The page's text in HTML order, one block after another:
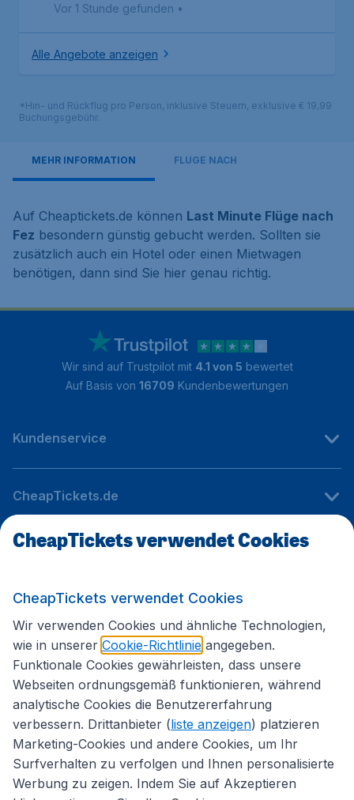
Vor 1 Stunde gefunden •
Alle Angebote anzeigen
*Hin- und Rückflug pro Person, inklusive Steuern, exklusive € 19,99
Buchungsgebühr.
MEHR INFORMATION FLÜGE NACH
Auf Cheaptickets.de können Last Minute Flüge nach
Fez besondern günstig gebucht werden. Sollten sie
zusätzlich auch ein Hotel oder einen Mietwagen
benötigen, dann sind Sie hier genau richtig.
Wir sind auf Trustpilot mit 4.1 von 5 bewertet
Auf Basis von 16709 Kundenbewertungen
Kundenservice
CheapTickets.de
Internationale Webseiten
Folgen Sie uns:
CheapTickets verwendet Cookies
CheapTickets verwendet Cookies
Wir verwenden Cookies und ähnliche Technologien,
wie in unserer Cookie-Richtlinie angegeben.
Funktionale Cookies gewährleisten, dass unsere
Webseiten ordnungsgemäß funktionieren, während
analytische Cookies die Benutzererfahrung
verbessern. Drittanbieter (liste anzeigen) platzieren
Marketing-Cookies und andere Cookies, um Ihr
Surfverhalten zu verfolgen und Ihnen personalisierte
Werbung zu zeigen. Indem Sie auf Akzeptieren